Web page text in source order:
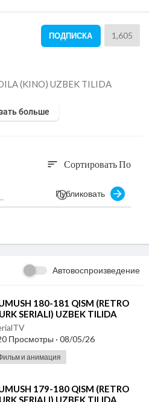
ПОДПИСКА 1,605
(KINO) UZBEK TILIDA
больше
sort Сортировать По
Публиковать
Автовоспроизведение
180-181 QISM (RETRO
SERIALI) UZBEK TILIDA
Просмотры · 08/05/26
и анимация
179-180 QISM (RETRO